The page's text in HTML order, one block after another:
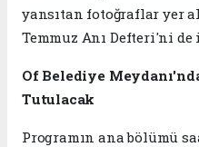
yansıtan fotoğraflar yer
Temmuz Anı Defteri'ni
Of Belediye
Tutulacak
Programın ana bölümü